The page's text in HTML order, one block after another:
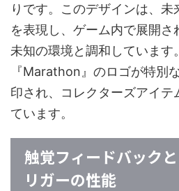
りです。このデザインは、
を表現し、ゲーム内で展開
未知の環境と調和しています
『Marathon』のロゴが特別
印され、コレクターズアイテ
ています。
触覚フィードバック
リガーの性能